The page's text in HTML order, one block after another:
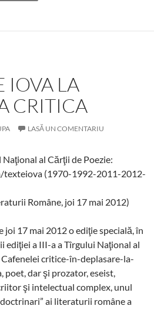
IOVA LA
CRITICA
LASĂ UN COMENTARIU
al Cărţii de Poezie:
texteiova (1970-1992-2011-2012-
Române, joi 17 mai 2012)
17 mai 2012 o ediţie specială, în
ediţiei a III-a a Tîrgului Naţional al
critice-în-deplasare-la-
poet, dar şi prozator, eseist,
şi intelectual complex, unul
ai literaturii române a